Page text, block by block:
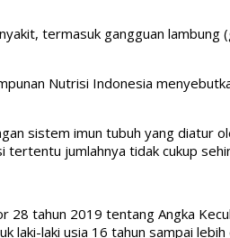
termasuk gangguan
Nutrisi Indonesia
sistem imun tubuh yang diatur
jumlahnya tidak cukup
tahun 2019 tentang Angka
laki-laki usia 16 tahun sampai